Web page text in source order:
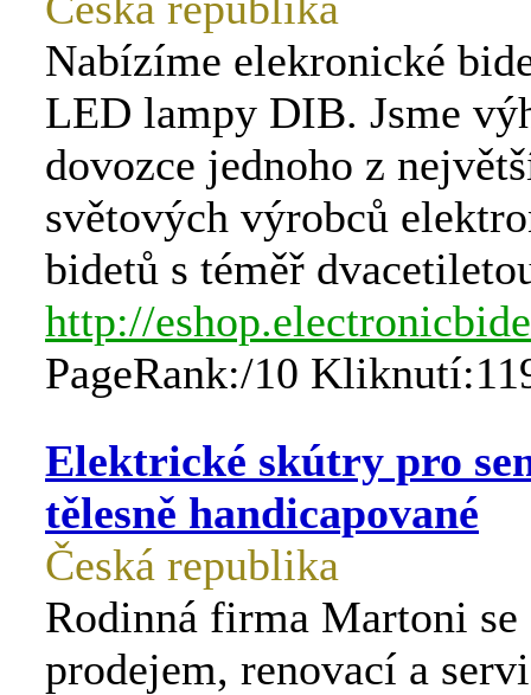
Nabízíme elekronické
LED lampy DIB. Jsme
dovozce jednoho z
světových výrobců
bidetů s téměř
http://
PageRank:/10
Elektrické skútry pro
tělesně handicapované
Česká republika
Rodinná firma Martoni se
prodejem, renovací a